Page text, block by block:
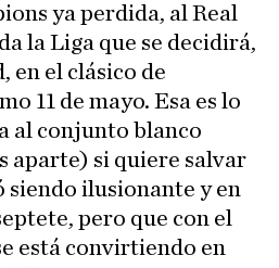
ya perdida, al Real
la Liga que se decidirá,
en el clásico de
11 de mayo. Esa es lo
al conjunto blanco
aparte) si quiere salvar
siendo ilusionante y en
pero que con el
está convirtiendo en